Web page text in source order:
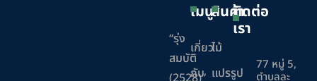
“รุ่ง
สมบัติ
เมนู
เกี่ยว
กับ
สินค้า
ไม้
แปรรูป
ติดต่อ
เรา
77 หมู่ 5,
ตำบลละ